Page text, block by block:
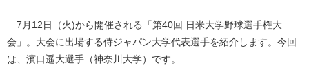
7月12日（火)から開催される「第40回 日米大学野球選手権大
会」。大会に出場する侍ジャパン大学代表選手を紹介します。今回
は、濱口遥大選手（神奈川大学）です。